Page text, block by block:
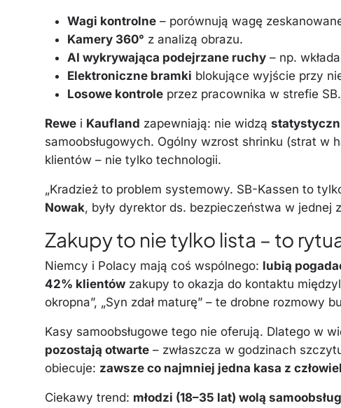
Wagi kontrolne – porównują wagę
Kamery 360° z analizą obrazu.
AI wykrywająca podejrzane ruchy – np.
Elektroniczne bramki blokujące wyjście przy
Losowe kontrole przez pracownika w strefie SB.
Rewe i Kaufland zapewniają: nie widzą
samoobsługowych. Ogólny wzrost shrinku (strat w
klientów – nie tylko technologii.
„Kradzież to problem systemowy. SB-Kassen to
Nowak, były dyrektor ds. bezpieczeństwa w jednej
Zakupy to nie tylko lista – to
Niemcy i Polacy mają coś wspólnego: lubią
42% klientów zakupy to okazja do kontaktu
okropna”, „Syn zdał maturę” – te drobne rozmowy
Kasy samoobsługowe tego nie oferują. Dlatego w
pozostają otwarte – zwłaszcza w godzinach
obiecuje: zawsze co najmniej jedna kasa z
Ciekawy trend: młodzi (18–35 lat) wolą